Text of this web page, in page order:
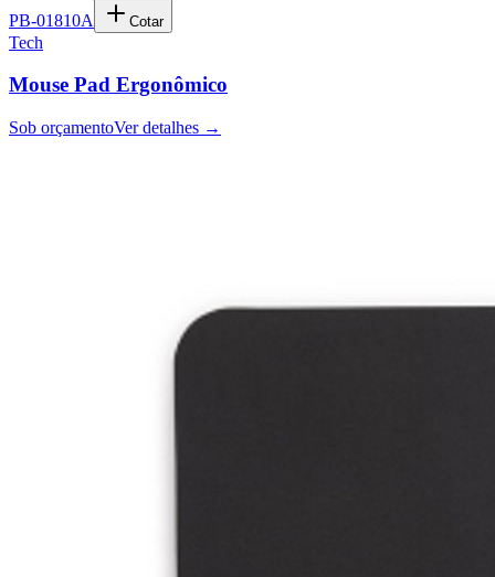
PB-01810A Cotar
Tech
Mouse Pad Ergonômico
Sob orçamentoVer detalhes →